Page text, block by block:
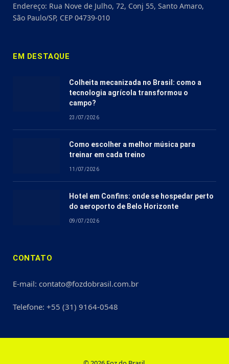
Endereço: Rua Nove de Julho, 72, Conj 55, Santo Amaro,
São Paulo/SP, CEP 04739-010
EM DESTAQUE
Colheita mecanizada no Brasil: como a
tecnologia agrícola transformou o
campo?
23/07/2026
Como escolher a melhor música para
treinar em cada treino
11/07/2026
Hotel em Confins: onde se hospedar perto
do aeroporto de Belo Horizonte
09/07/2026
CONTATO
E-mail: contato@fozdobrasil.com.br
Telefone: +55 (31) 9164-0548